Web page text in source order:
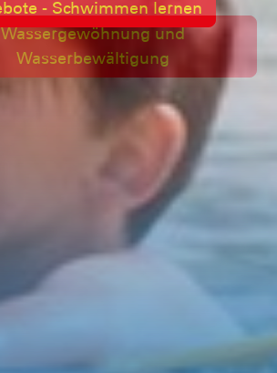
Wassergewöhnung und
Wasserbewältigung